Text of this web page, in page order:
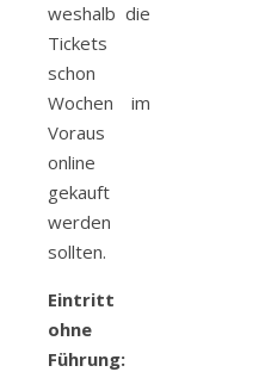
weshalb die
Tickets
schon
Wochen im
Voraus
online
gekauft
werden
sollten.
Eintritt
ohne
Führung: